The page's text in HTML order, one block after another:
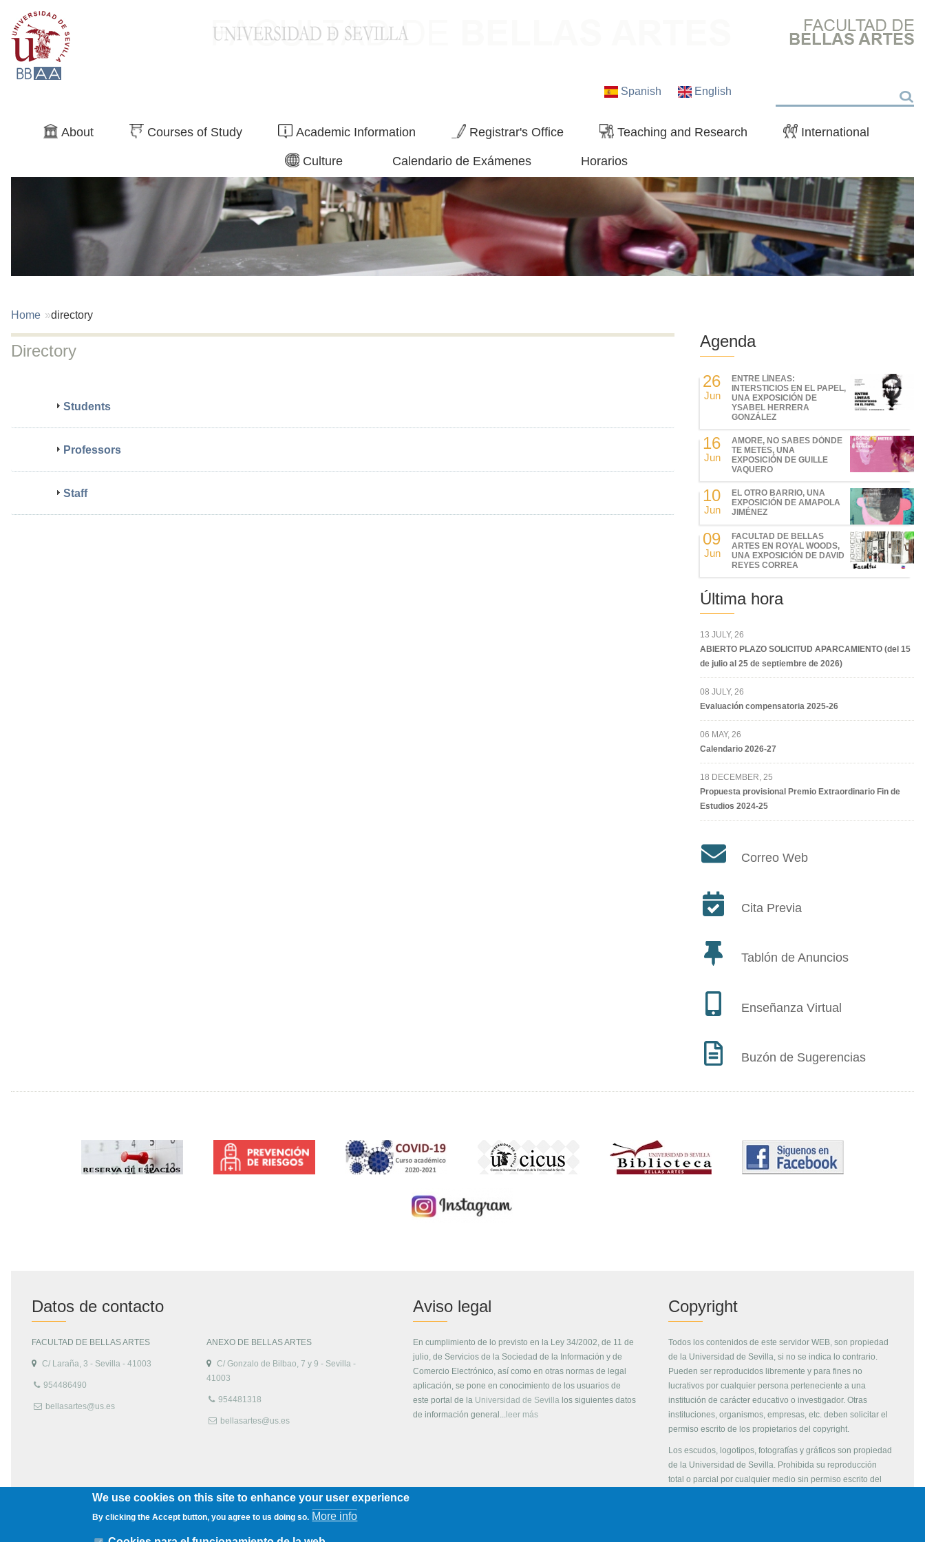
Spanish English
SearchAbout Courses of Study Academic Information Registrar's Office Teaching and Research
International
Culture
Calendario de Exámenes Horarios
You
here:
Home directory
Directory
Students
Professors
Staff
Agenda
26
Jun
ENTRE LÍNEAS:
INTERSTICIOS EN EL PAPEL,
UNA EXPOSICIÓN DE
YSABEL HERRERA
GONZÁLEZ
16
Jun
AMORE, NO SABES DÓNDE
TE METES, UNA
EXPOSICIÓN DE GUILLE
VAQUERO
10
Jun
EL OTRO BARRIO, UNA
EXPOSICIÓN DE AMAPOLA
JIMÉNEZ
09
Jun
FACULTAD DE BELLAS
ARTES EN ROYAL WOODS,
UNA EXPOSICIÓN DE DAVID
REYES CORREA
Última hora
13 JULY, 26
ABIERTO PLAZO SOLICITUD APARCAMIENTO (del 15
de julio al 25 de septiembre de 2026)
08 JULY, 26
Evaluación compensatoria 2025-26
06 MAY, 26
Calendario 2026-27
18 DECEMBER, 25
Propuesta provisional Premio Extraordinario Fin de
Estudios 2024-25
Correo Web
Cita Previa
Tablón de Anuncios
Enseñanza Virtual
Buzón de Sugerencias
Datos de contacto
FACULTAD DE BELLAS ARTES
C/ Laraña, 3 - Sevilla - 41003
954486490
bellasartes@us.es
ANEXO DE BELLAS ARTES
C/ Gonzalo de Bilbao, 7 y 9 - Sevilla -
41003
954481318
bellasartes@us.es
Aviso legal
En cumplimiento de lo previsto en la Ley 34/2002, de 11 de
julio, de Servicios de la Sociedad de la Información y de
Comercio Electrónico, así como en otras normas de legal
aplicación, se pone en conocimiento de los usuarios de
este portal de la Universidad de Sevilla los siguientes datos
de información general... leer más
Copyright
Todos los contenidos de este servidor WEB, son propiedad
de la Universidad de Sevilla, si no se indica lo contrario.
Pueden ser reproducidos libremente y para fines no
lucrativos por cualquier persona perteneciente a una
institución de carácter educativo o investigador. Otras
instituciones, organismos, empresas, etc. deben solicitar el
permiso escrito de los propietarios del copyright.
Los escudos, logotipos, fotografías y gráficos son propiedad
de la Universidad de Sevilla. Prohibida su reproducción
total o parcial por cualquier medio sin permiso escrito del
We use cookies on this site to enhance your user experience
By clicking the Accept button, you agree to us doing so. More info